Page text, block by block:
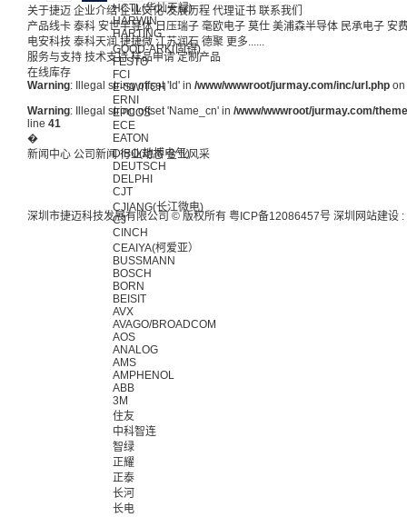
HCTL(华灿天禄)
HARWIN
HARTING
GOOD-ARK(固锝)
FESTO
FCI
E-SWITCH
ERNI
EPCOS
ECE
EATON
DIBO(地博电气)
DEUTSCH
DELPHI
CJT
CJIANG(长江微电)
CJ
CINCH
CEAIYA(柯爱亚）
BUSSMANN
BOSCH
BORN
BEISIT
AVX
AVAGO/BROADCOM
AOS
ANALOG
AMS
AMPHENOL
ABB
3M
住友
中科智连
智绿
正耀
正泰
长河
长电
关于捷迈 企业介绍 企业文化 发展历程 代理证书 联系我们
产品线卡 泰科 安世半导体 日压瑞子 毫欧电子 莫仕 美浦森半导体 民承电子 安
电安科技 泰科天润 捷捷微 江苏润石 德聚 更多......
服务与支持 技术支持 样品申请 定制产品
在线库存
Warning: Illegal string offset 'Id' in /www/wwwroot/jurmay.com/inc/url.php
Warning: Illegal string offset 'Name_cn' in /www/wwwroot/jurmay.com/
line 41
�
新闻中心 公司新闻 行业动态 企业风采
深圳市捷迈科技发展有限公司 © 版权所有 粤ICP备12086457号 深圳网站建设 :